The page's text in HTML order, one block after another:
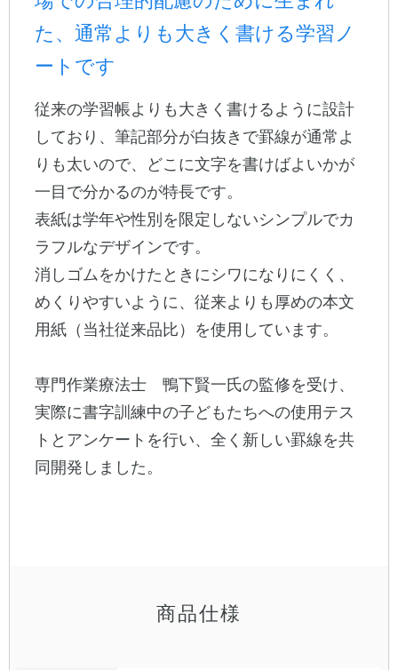
た、通常よりも大きく書ける学習ノ
ートです
従来の学習帳よりも大きく書けるように設計
しており、筆記部分が白抜きで罫線が通常よ
りも太いので、どこに文字を書けばよいかが
一目で分かるのが特長です。
表紙は学年や性別を限定しないシンプルでカ
ラフルなデザインです。
消しゴムをかけたときにシワになりにくく、
めくりやすいように、従来よりも厚めの本文
用紙（当社従来品比）を使用しています。
専門作業療法士 鴨下賢一氏の監修を受け、
実際に書字訓練中の子どもたちへの使用テス
トとアンケートを行い、全く新しい罫線を共
同開発しました。
商品仕様